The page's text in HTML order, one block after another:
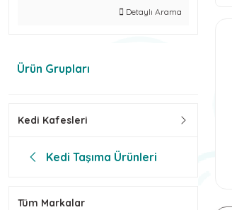
Detaylı Arama
Ürün Grupları
Kedi Kafesleri
Kedi Taşıma Ürünleri
Tüm Markalar